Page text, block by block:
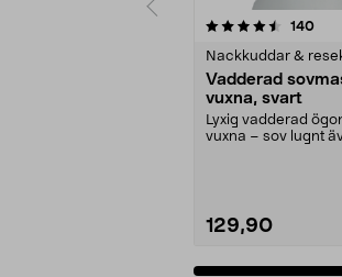
140
Nackkuddar &
Vadderad
vuxna, svart
Lyxig vadderad
vuxna – sov lugnt
129,90
4.0 av 5